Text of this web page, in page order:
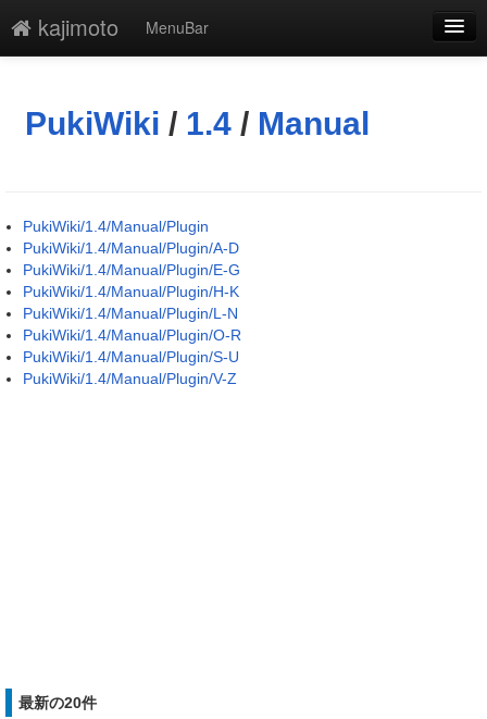
kajimoto
MenuBar
添付
最終更新
一覧
単語検索
PukiWiki / 1.4 / Manual
PukiWiki/1.4/Manual/Plugin
PukiWiki/1.4/Manual/Plugin/A-D
PukiWiki/1.4/Manual/Plugin/E-G
PukiWiki/1.4/Manual/Plugin/H-K
PukiWiki/1.4/Manual/Plugin/L-N
PukiWiki/1.4/Manual/Plugin/O-R
PukiWiki/1.4/Manual/Plugin/S-U
PukiWiki/1.4/Manual/Plugin/V-Z
最新の20件